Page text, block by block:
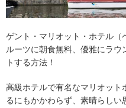
ゲント・マリオット・ホテル
ルーツに朝食無料、優雅にラ
トする方法！
高級ホテルで有名なマリオット
るにもかかわらず、素晴らしい